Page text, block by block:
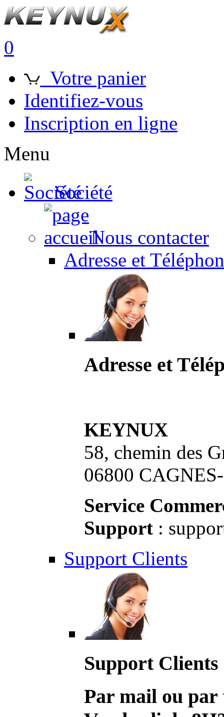
0
Votre panier
Identifiez-vous
Inscription en ligne
Menu
Société
Nous contacter
Adresse et
Adresse et
KEYNUX
58, chemin des
06800
Service
Support :
Support Clients
Support Clients
Par mail ou par